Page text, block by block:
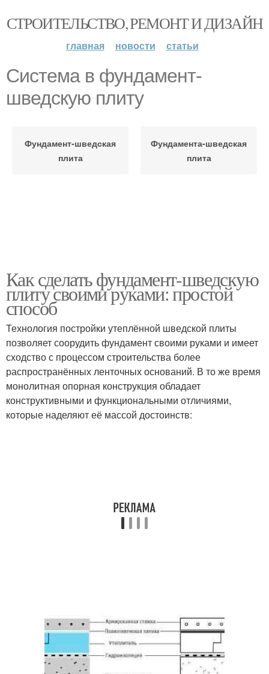
СТРОИТЕЛЬСТВО, РЕМОНТ И ДИЗАЙН
главная новости статьи
Система в фундамент-
шведскую плиту
Фундамент-шведская
плита
Фундамента-шведская
плита
Как сделать фундамент-шведскую
плиту своими руками: простой
способ
Технология постройки утеплённой шведской плиты
позволяет соорудить фундамент своими руками и имеет
сходство с процессом строительства более
распространённых ленточных оснований. В то же время
монолитная опорная конструкция обладает
конструктивными и функциональными отличиями,
которые наделяют её массой достоинств: